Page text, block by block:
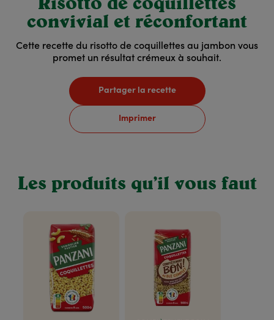
convivial et réconfortant
Cette recette du risotto de coquillettes au jambon vous
promet un résultat crémeux à souhait.
Partager la recette
Imprimer
Les produits qu’il vous faut